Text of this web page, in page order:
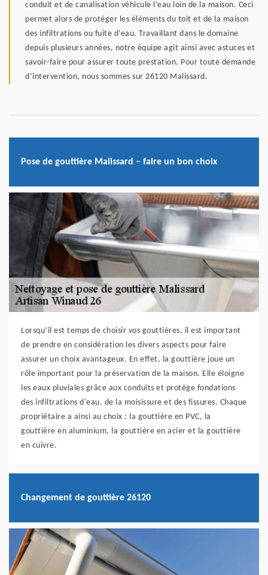
conduit et de canalisation véhicule l’eau loin de la maison. Ceci
permet alors de protéger les éléments du toit et de la maison
des infiltrations ou fuite d’eau. Travaillant dans le domaine
depuis plusieurs années, notre équipe agit ainsi avec astuces et
savoir-faire pour assurer toute prestation. Pour toute demande
d’intervention, nous sommes sur 26120 Malissard.
Pose de gouttière Malissard – faire un bon choix
Lorsqu’il est temps de choisir vos gouttières, il est important
de prendre en considération les divers aspects pour faire
assurer un choix avantageux. En effet, la gouttière joue un
rôle important pour la préservation de la maison. Elle éloigne
les eaux pluviales grâce aux conduits et protège fondations
des infiltrations d'eau, de la moisissure et des fissures. Chaque
propriétaire a ainsi au choix : la gouttière en PVC, la
gouttière en aluminium, la gouttière en acier et la gouttière
en cuivre.
Changement de gouttière 26120